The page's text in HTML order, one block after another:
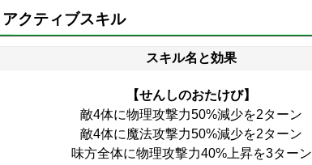
アクティブスキル
スキル名と効果
【せんしのおたけび】
敵4体に物理攻撃力50%減少を2ターン
敵4体に魔法攻撃力50%減少を2ターン
味方全体に物理攻撃力40%上昇を3ターン